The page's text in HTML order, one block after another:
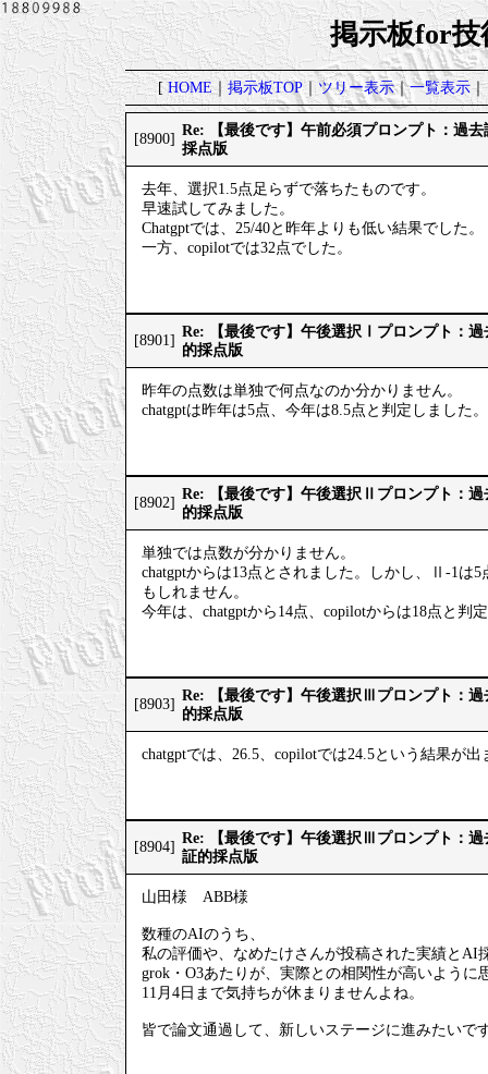
掲示板for技
[HOME｜掲示板TOP｜ツリー表示｜一覧表示｜
[8900]
Re: 【最後です】午前必須プロンプト：過
採点版
去年、選択1.5点足らずで落ちたものです。
早速試してみました。
Chatgptでは、25/40と昨年よりも低い結果でした。
一方、copilotでは32点でした。
[8901]
Re: 【最後です】午後選択Ⅰプロンプト：
的採点版
昨年の点数は単独で何点なのか分かりません。
chatgptは昨年は5点、今年は8.5点と判定しました。
[8902]
Re: 【最後です】午後選択Ⅱプロンプト：
的採点版
単独では点数が分かりません。
chatgptからは13点とされました。しかし、Ⅱ-1は
もしれません。
今年は、chatgptから14点、copilotからは18点と判
[8903]
Re: 【最後です】午後選択Ⅲプロンプト：
的採点版
chatgptでは、26.5、copilotでは24.5という結果が出
[8904]
Re: 【最後です】午後選択Ⅲプロンプト：
証的採点版
山田様 ABB様
数種のAIのうち、
私の評価や、なめたけさんが投稿された実績とAI
grok・O3あたりが、実際との相関性が高いように
11月4日まで気持ちが休まりませんよね。
皆で論文通過して、新しいステージに進みたいで